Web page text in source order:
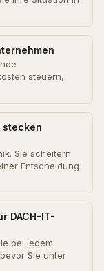
steuern,
stecken
Sie scheitern
Entscheidung
DACH-IT-
bei jedem
Sie unter